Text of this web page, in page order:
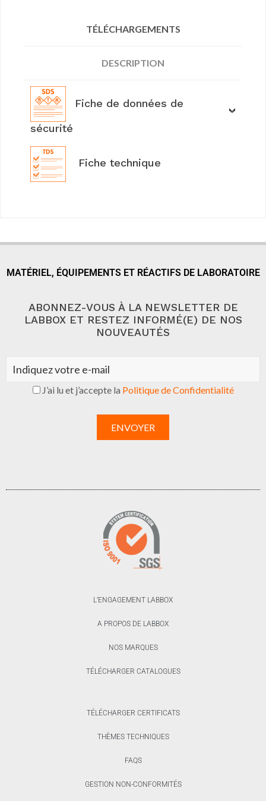
TÉLÉCHARGEMENTS
DESCRIPTION
Fiche de données de
sécurité
Fiche technique
MATÉRIEL, ÉQUIPEMENTS ET RÉACTIFS DE LABORATOIRE
ABONNEZ-VOUS À LA NEWSLETTER DE
LABBOX ET RESTEZ INFORMÉ(E) DE NOS
NOUVEAUTÉS
J’ai lu et j’accepte la Politique de Confidentialité
L’ENGAGEMENT LABBOX
A PROPOS DE LABBOX
NOS MARQUES
TÉLÉCHARGER CATALOGUES
TÉLÉCHARGER CERTIFICATS
THÈMES TECHNIQUES
FAQS
GESTION NON-CONFORMITÉS